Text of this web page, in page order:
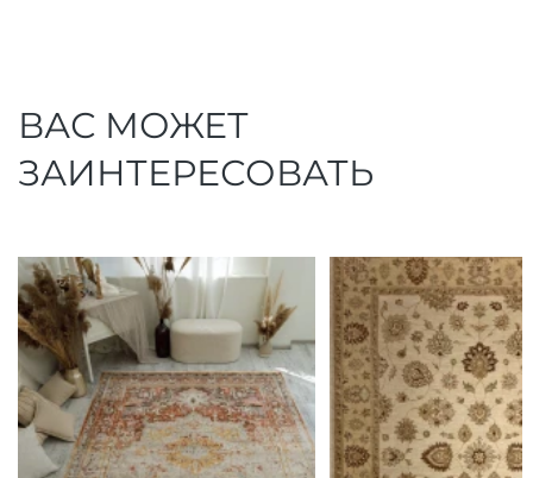
ВАС МОЖЕТ
ЗАИНТЕРЕСОВАТЬ